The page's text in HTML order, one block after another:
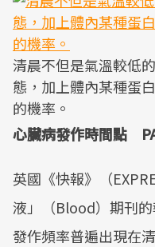
清晨不但是氣溫較低
態，加上體內某種蛋
的機率。
心臟病發作時間點
英國《快報》（
液」（Blood）期刊
發作頻率普遍出現在